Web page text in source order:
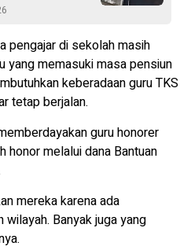
pengajar di sekolah masih
yang memasuki masa pensiun
keberadaan guru TKS
tetap berjalan.
guru honorer
honor melalui dana Bantuan
mereka karena ada
Banyak juga yang